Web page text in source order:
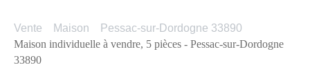
Vente Maison
Pessac-sur-Dordogne 33890
Maison individuelle à vendre, 5 pièces - Pessac-sur-Dordogne
33890